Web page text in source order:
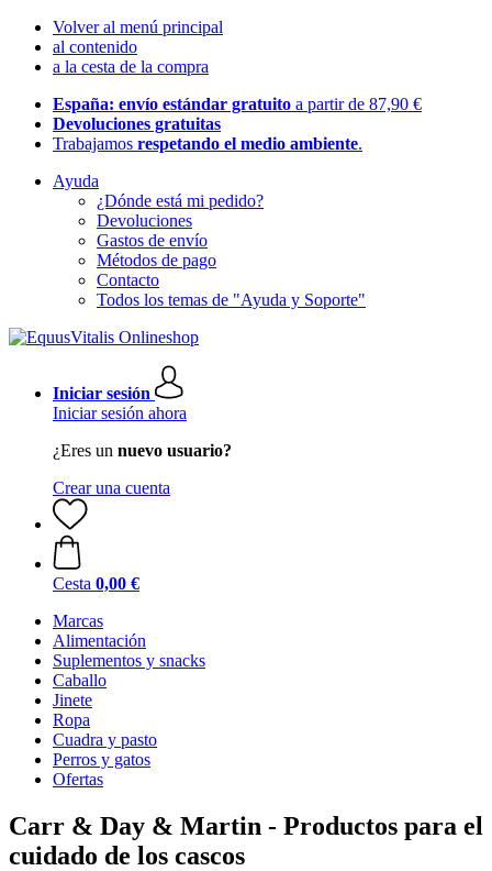
Volver al menú principal
al contenido
a la cesta de la compra
España: envío estándar gratuito a partir de 87,90 €
Devoluciones gratuitas
Trabajamos respetando el medio ambiente.
Ayuda
¿Dónde está mi pedido?
Devoluciones
Gastos de envío
Métodos de pago
Contacto
Todos los temas de "Ayuda y Soporte"
Iniciar sesión
Iniciar sesión ahora
¿Eres un nuevo usuario?
Crear una cuenta
Cesta 0,00 €
Marcas
Alimentación
Suplementos y snacks
Caballo
Jinete
Ropa
Cuadra y pasto
Perros y gatos
Ofertas
Carr & Day & Martin - Productos para el
cuidado de los cascos